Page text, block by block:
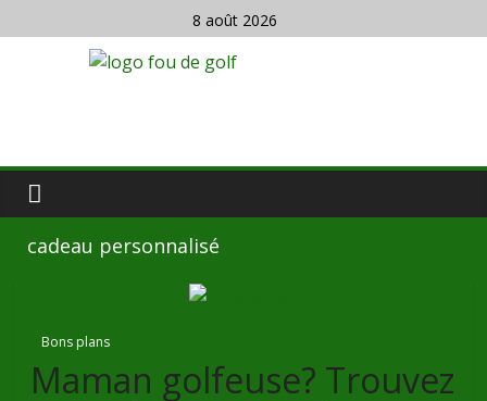
8 août 2026
cadeau personnalisé
Bons plans
Maman golfeuse? Trouvez